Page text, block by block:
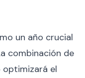
un año crucial
combinación de
optimizará el